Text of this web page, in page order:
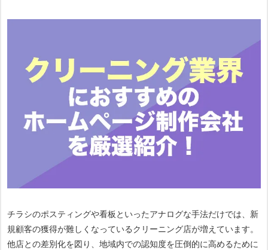
チラシのポスティングや看板といったアナログな手法だけでは、新
規顧客の獲得が難しくなっているクリーニング店が増えています。
他店との差別化を図り、地域内での認知度を圧倒的に高めるために